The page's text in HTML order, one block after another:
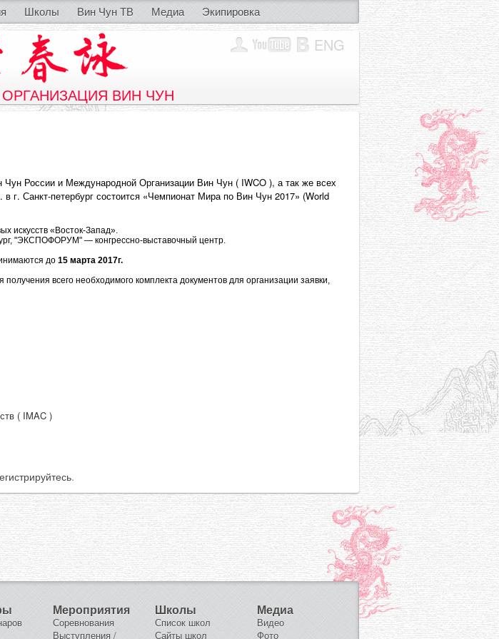
Школы Вин Чун ТВ Медиа Экипировка
ENG
ВИН ЧУН
России и Международной Организации Вин Чун ( IWCO ), а так же всех
в г. Санкт-петербург состоится «Чемпионат Мира по Вин Чун 2017» (World
искусств «Восток-Запад».
"ЭКСПОФОРУМ" — конгрессно-выставочный центр.
до 15 марта 2017г.
всего необходимого комплекта документов для организации заявки,
( IMAC )
.
Мероприятия
Соревнования
Выступления /
Школы
Список школ
Сайты школ
Медиа
Видео
Фото